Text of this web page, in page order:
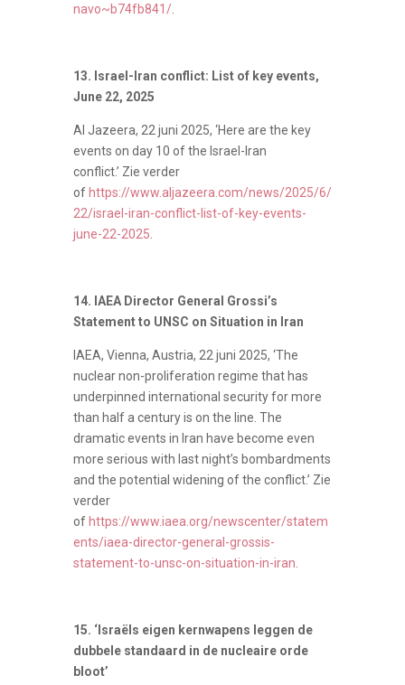
navo~b74fb841/.
13. Israel-Iran conflict: List of key events,
June 22, 2025
Al Jazeera, 22 juni 2025, ‘Here are the key
events on day 10 of the Israel-Iran
conflict.’ Zie verder
of https://www.aljazeera.com/news/2025/6/
22/israel-iran-conflict-list-of-key-events-
june-22-2025
14. IAEA Director General Grossi’s
Statement to UNSC on Situation in Iran
IAEA, Vienna, Austria, 22 juni 2025, ‘The
nuclear non-proliferation regime that has
underpinned international security for more
than half a century is on the line. The
dramatic events in Iran have become even
more serious with last night’s bombardments
and the potential widening of the conflict.’ Zie
verder
of https://www.iaea.org/newscenter/statem
ents/iaea-director-general-grossis-
statement-to-unsc-on-situation-in-iran
15. ‘Israëls eigen kernwapens leggen de
dubbele standaard in de nucleaire orde
bloot’